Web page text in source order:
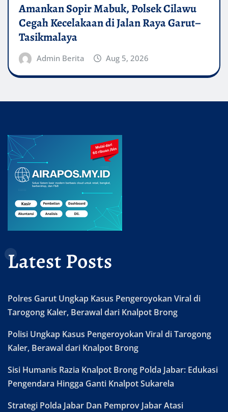
Amankan Sopir Mabuk, Polsek Cilawu
Cegah Kecelakaan di Jalan Raya Garut–
Tasikmalaya
Admin Berita Aug 5, 2026
Latest Posts
Polres Garut Ungkap Kasus Pengeroyokan Viral di
Tarogong Kaler, Berawal dari Knalpot Brong
Polisi Ungkap Kasus Pengeroyokan Viral di Tarogong
Kaler, Berawal dari Knalpot Brong
Sisi Humanis Razia Knalpot Brong Polda Jabar: Edukasi
Pengendara Hingga Ganti Knalpot Sukarela
Strategi Polda Jabar Dan Pemprov Jabar Atasi